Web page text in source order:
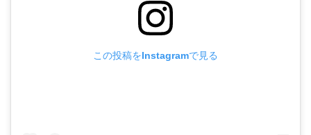
この投稿をInstagramで見る